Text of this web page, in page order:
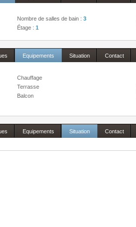
Nombre de salles de bain : 3
Étage : 1
Equipements Situation Contact
Chauffage
Terrasse
Balcon
Equipements Situation Contact